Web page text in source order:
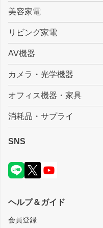
美容家電
リビング家電
AV機器
カメラ・光学機器
オフィス機器・家具
消耗品・サプライ
SNS
ヘルプ＆ガイド
会員登録